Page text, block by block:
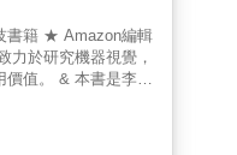
書籍 ★ Amazon編輯
力於研究機器視覺，
價值。 & 本書是李飛
以人為本的AI成為
眾人的責任」之